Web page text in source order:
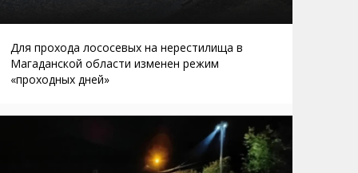
Для прохода лососевых на нерестилища в
Магаданской области изменен режим
«проходных дней»